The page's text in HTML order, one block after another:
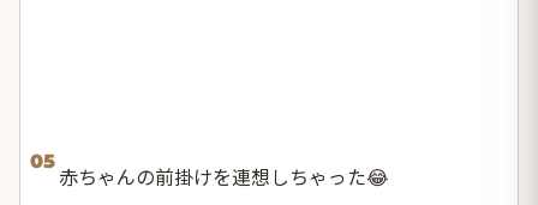
05
赤ちゃんの前掛けを連想しちゃった😂